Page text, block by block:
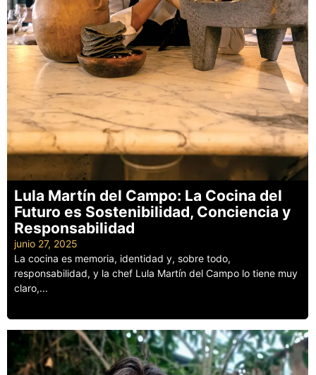
Lula Martín del Campo: La Cocina del
Futuro es Sostenibilidad, Conciencia y
Responsabilidad
junio 27, 2025
La cocina es memoria, identidad y, sobre todo,
responsabilidad, y la chef Lula Martín del Campo lo tiene muy
claro,...